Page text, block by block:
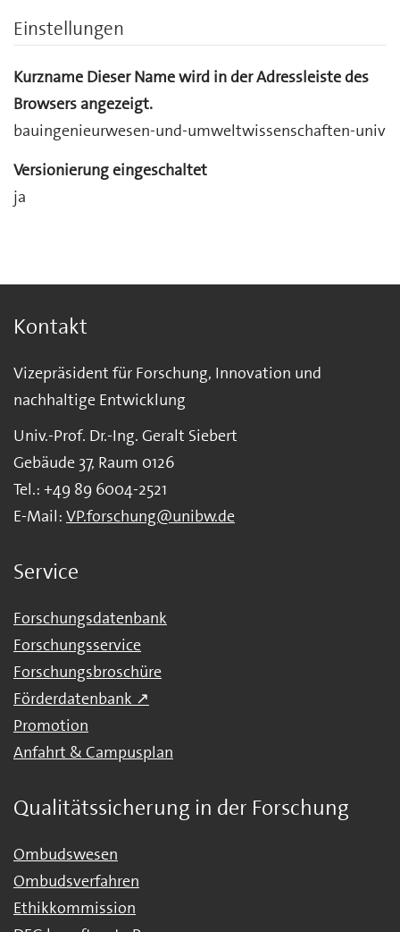
Einstellungen
Kurzname Dieser Name wird in der Adressleiste des
Browsers angezeigt.
bauingenieurwesen-und-umweltwissenschaften-univ
Versionierung eingeschaltet
ja
Kontakt
Vizepräsident für Forschung, Innovation und
nachhaltige Entwicklung
Univ.-Prof. Dr.-Ing. Geralt Siebert
Gebäude 37, Raum 0126
Tel.: +49 89 6004-2521
E-Mail: VP.forschung@unibw.de
Service
Forschungsdatenbank
Forschungsservice
Forschungsbroschüre
Förderdatenbank ↗
Promotion
Anfahrt & Campusplan
Qualitätssicherung in der Forschung
Ombudswesen
Ombudsverfahren
Ethikkommission